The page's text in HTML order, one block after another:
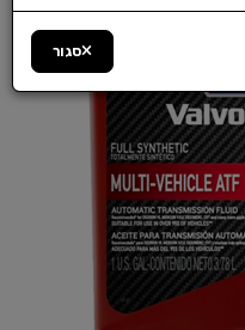
סגור